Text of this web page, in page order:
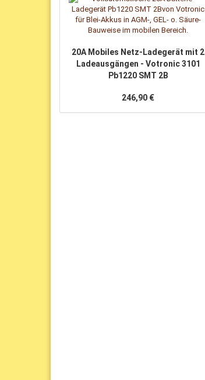
20A Mobiles Netz-Ladegerät mit 2
Ladeausgängen - Votronic 3101
Pb1220 SMT 2B
246,90 €